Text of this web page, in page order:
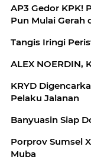
AP3 Gedor KPK!
Pun Mulai Gerah
Tangis Iringi
ALEX NOERDIN,
KRYD
Pelaku Jalanan
Banyuasin Siap
Porprov Sumsel
Muba